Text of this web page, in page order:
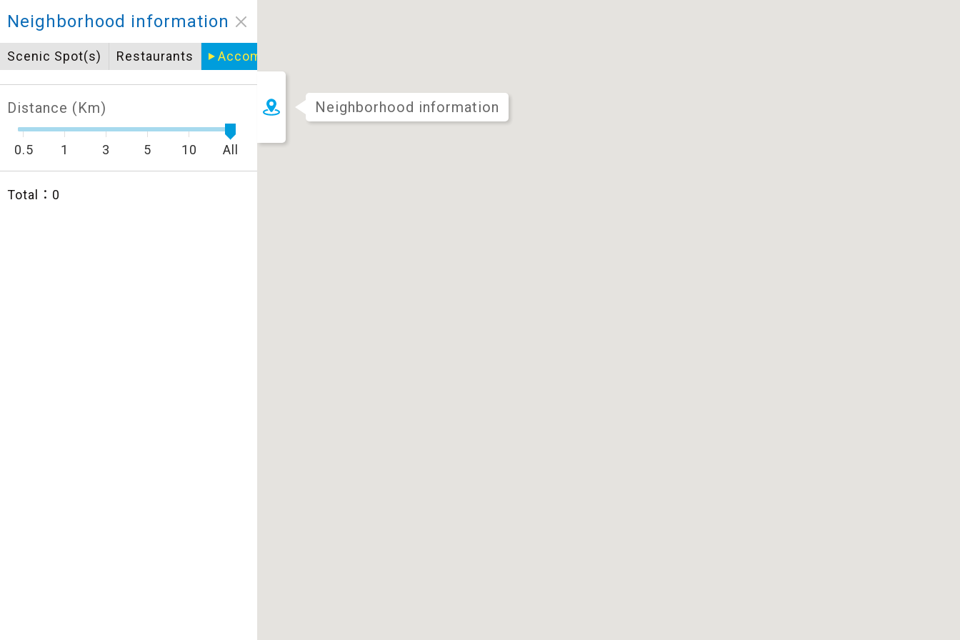
Icon specifications
景點
飲水
餐飲
無障礙廁所
急救箱
Neighborhood information
Neighborhood information
Scenic Spot(s) Restaurants Accommodation
Distance (Km)
0.5 1 3 5 10 All
Total： 0